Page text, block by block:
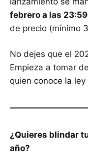
febrero a las
de precio (mínimo
No dejes que el
Empieza a tomar
quien conoce la
¿Quieres blindar
año?